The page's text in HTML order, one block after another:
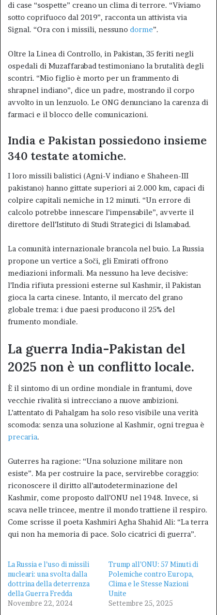
di case “sospette” creano un clima di terrore. “Viviamo
sotto coprifuoco dal 2019”, racconta un attivista via
Signal. “Ora con i missili, nessuno dorme”.
Oltre la Linea di Controllo, in Pakistan, 35 feriti negli
ospedali di Muzaffarabad testimoniano la brutalità degli
scontri. “Mio figlio è morto per un frammento di
shrapnel indiano”, dice un padre, mostrando il corpo
avvolto in un lenzuolo. Le ONG denunciano la carenza di
farmaci e il blocco delle comunicazioni.
India e Pakistan possiedono insieme
340 testate atomiche.
I loro missili balistici (Agni-V indiano e Shaheen-III
pakistano) hanno gittate superiori ai 2.000 km, capaci di
colpire capitali nemiche in 12 minuti. “Un errore di
calcolo potrebbe innescare l’impensabile”, avverte il
direttore dell’Istituto di Studi Strategici di Islamabad.
La comunità internazionale brancola nel buio. La Russia
propone un vertice a Soči, gli Emirati offrono
mediazioni informali. Ma nessuno ha leve decisive:
l’India rifiuta pressioni esterne sul Kashmir, il Pakistan
gioca la carta cinese. Intanto, il mercato del grano
globale trema: i due paesi producono il 25% del
frumento mondiale.
La guerra India-Pakistan del
2025 non è un conflitto locale.
È il sintomo di un ordine mondiale in frantumi, dove
vecchie rivalità si intrecciano a nuove ambizioni.
L’attentato di Pahalgam ha solo reso visibile una verità
scomoda: senza una soluzione al Kashmir, ogni tregua è
precaria.
Guterres ha ragione: “Una soluzione militare non
esiste”. Ma per costruire la pace, servirebbe coraggio:
riconoscere il diritto all’autodeterminazione del
Kashmir, come proposto dall’ONU nel 1948. Invece, si
scava nelle trincee, mentre il mondo trattiene il respiro.
Come scrisse il poeta Kashmiri Agha Shahid Ali: “La terra
qui non ha memoria di pace. Solo cicatrici di guerra”.
La Russia e l’uso di missili
nucleari: una svolta dalla
dottrina della deterrenza
della Guerra Fredda
Novembre 22, 2024
Trump all’ONU: 57 Minuti di
Polemiche contro Europa,
Clima e le Stesse Nazioni
Unite
Settembre 25, 2025